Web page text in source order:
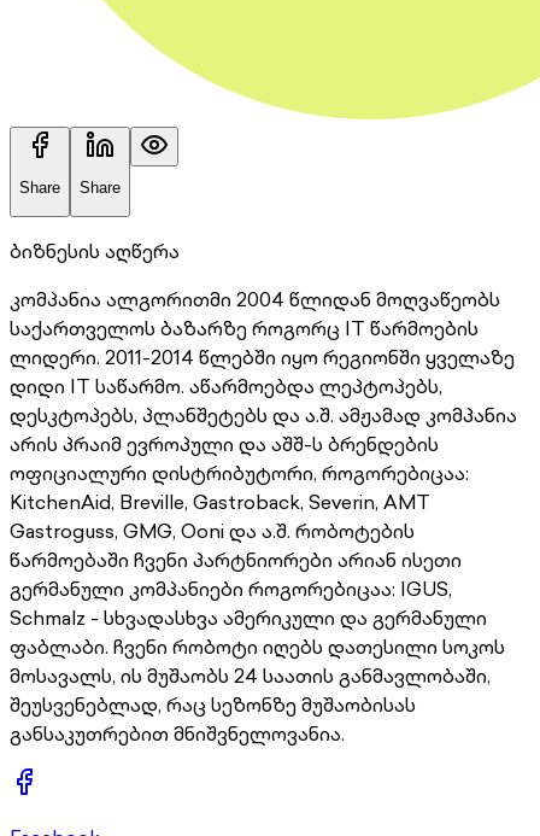
Share Share
ბიზნესის აღწერა
კომპანია ალგორითმი 2004 წლიდან მოღვაწეობს
საქართველოს ბაზარზე როგორც IT წარმოების
ლიდერი. 2011-2014 წლებში იყო რეგიონში ყველაზე
დიდი IT საწარმო. აწარმოებდა ლეპტოპებს,
დესკტოპებს, პლანშეტებს და ა.შ. ამჟამად კომპანია
არის პრაიმ ევროპული და აშშ-ს ბრენდების
ოფიციალური დისტრიბუტორი, როგორებიცაა:
KitchenAid, Breville, Gastroback, Severin, AMT
Gastroguss, GMG, Ooni და ა.შ. რობოტების
წარმოებაში ჩვენი პარტნიორები არიან ისეთი
გერმანული კომპანიები როგორებიცაა: IGUS,
Schmalz - სხვადასხვა ამერიკული და გერმანული
ფაბლაბი. ჩვენი რობოტი იღებს დათესილი სოკოს
მოსავალს, ის მუშაობს 24 საათის განმავლობაში,
შეუსვენებლად, რაც სეზონზე მუშაობისას
განსაკუთრებით მნიშვნელოვანია.